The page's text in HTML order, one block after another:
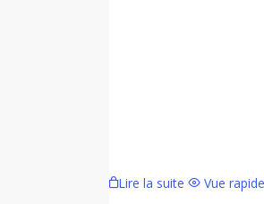
Lire la suite Vue rapide